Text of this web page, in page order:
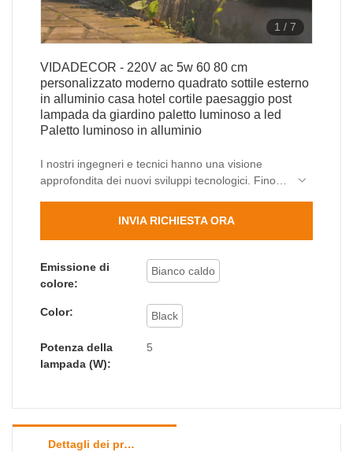
1 / 7
VIDADECOR - 220V ac 5w 60 80 cm
personalizzato moderno quadrato sottile esterno
in alluminio casa hotel cortile paesaggio post
lampada da giardino paletto luminoso a led
Paletto luminoso in alluminio
I nostri ingegneri e tecnici hanno una visione
approfondita dei nuovi sviluppi tecnologici. Finora,
maturel È popolare nei campi di applicazione
INVIA RICHIESTA ORA
Emissione di
colore:
Bianco caldo
Color: Black
Potenza della
lampada (W):
5
Dettagli dei prodotti